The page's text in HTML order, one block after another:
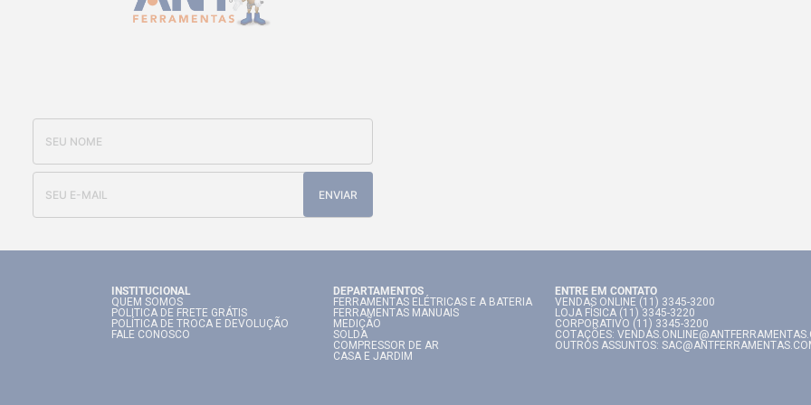
ENVIAR
INSTITUCIONAL
QUEM SOMOS
POLITICA DE FRETE GRÁTIS
POLÍTICA DE TROCA E DEVOLUÇÃO
FALE CONOSCO
DEPARTAMENTOS
FERRAMENTAS ELÉTRICAS E A BATERIA
FERRAMENTAS MANUAIS
MEDIÇÃO
SOLDA
COMPRESSOR DE AR
CASA E JARDIM
ENTRE EM CONTATO
VENDAS ONLINE (11) 3345-3200
LOJA FÍSICA (11) 3345-3220
CORPORATIVO (11) 3345-3200
COTAÇÕES:
OUTROS ASSUNTOS: